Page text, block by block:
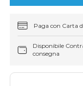
Paga con Carta
Disponibile
consegna